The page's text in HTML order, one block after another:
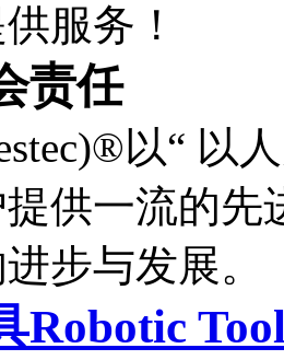
服务！
责任
以“ 以
供一流的
步与发展。
Robotic